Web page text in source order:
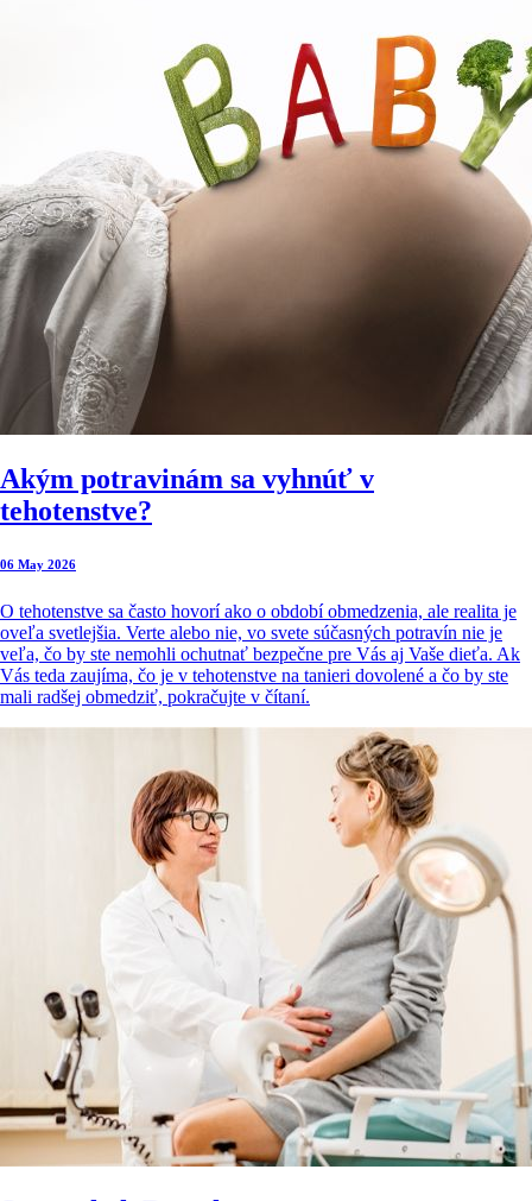
Akým potravinám sa vyhnúť v
tehotenstve?
06 May 2026
O tehotenstve sa často hovorí ako o období obmedzenia, ale realita je
oveľa svetlejšia. Verte alebo nie, vo svete súčasných potravín nie je
veľa, čo by ste nemohli ochutnať bezpečne pre Vás aj Vaše dieťa. Ak
Vás teda zaujíma, čo je v tehotenstve na tanieri dovolené a čo by ste
mali radšej obmedziť, pokračujte v čítaní.